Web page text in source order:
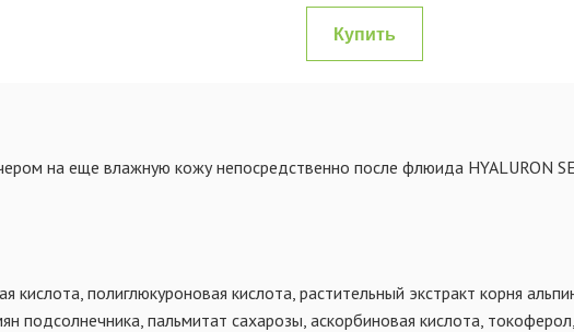
Купить
на еще влажную кожу непосредственно после флюида HYALURON
кислота, полиглюкуроновая кислота, растительный экстракт корня
подсолнечника, пальмитат сахарозы, аскорбиновая кислота,